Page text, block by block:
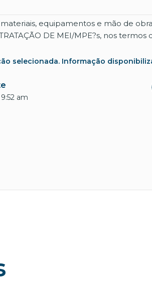
equipamentos e mão de
DE MEI/MPE?s, nos
Informação
am